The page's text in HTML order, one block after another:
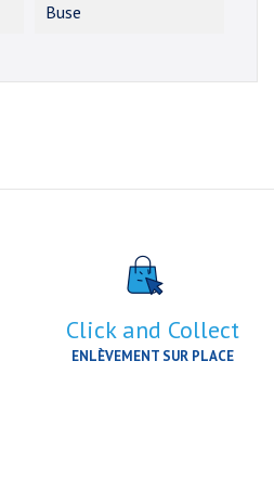
Buse
Click and Collect
ENLÈVEMENT SUR PLACE